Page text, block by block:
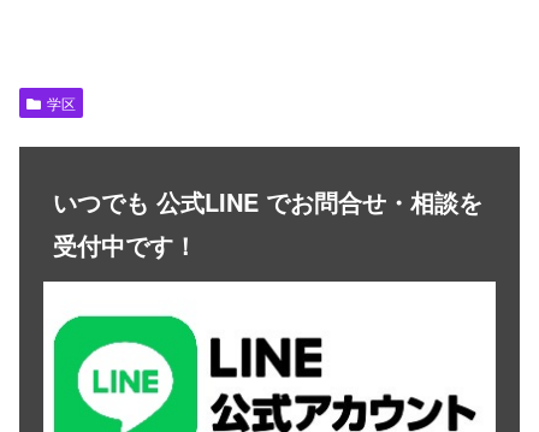
学区
いつでも 公式LINE でお問合せ・相談を
受付中です！